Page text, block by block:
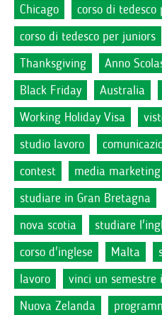
Chicago
corso di
corso di tedesco per juniors
Thanksgiving
Anno
Black Friday
Australia
Working Holiday Visa
studio lavoro
contest
media marketing
studiare in Gran Bretagna
nova scotia
studiare
corso d'inglese
Malta
lavoro
vinci un semestre
Nuova Zelanda